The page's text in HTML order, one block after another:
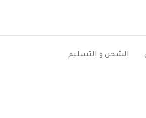
الشحن و التسليم